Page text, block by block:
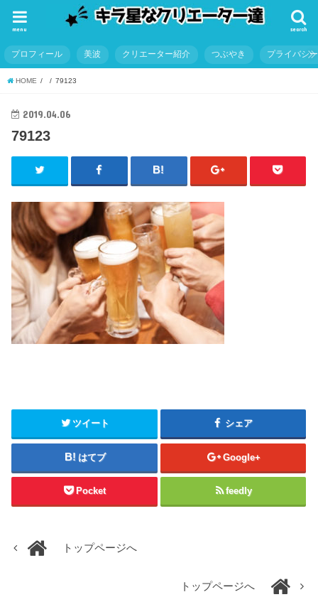
search
menu
プロフィール 美波 クリエーター紹介 つぶやき プライバシ
HOME 79123
2019.04.06
79123
ツイート シェア
はてブ Google+
Pocket feedly
トップページへ
トップページへ